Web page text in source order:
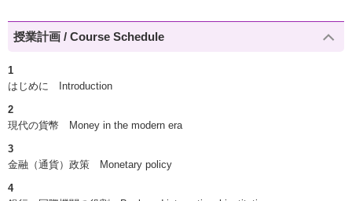
授業計画 / Course Schedule
1
はじめに Introduction
2
現代の貨幣 Money in the modern era
3
金融（通貨）政策 Monetary policy
4